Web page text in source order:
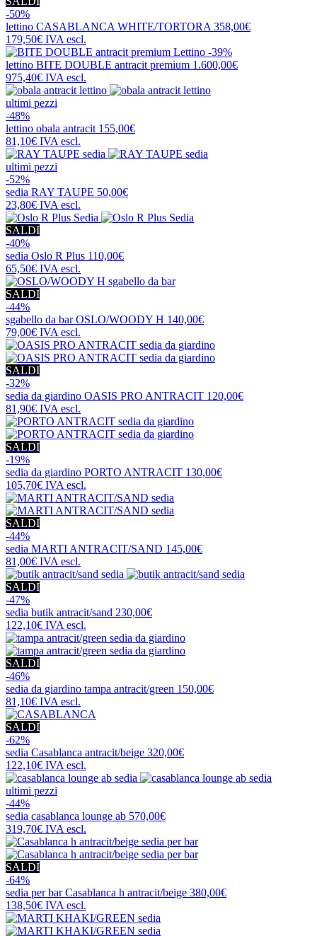
-50%
lettino CASABLANCA WHITE/TORTORA 358,00€
179,50€ IVA escl.
-39%
lettino BITE DOUBLE antracit premium 1.600,00€
975,40€ IVA escl.
ultimi pezzi
-48%
lettino obala antracit 155,00€
81,10€ IVA escl.
ultimi pezzi
-52%
sedia RAY TAUPE 50,00€
23,80€ IVA escl.
SALDI
-40%
sedia Oslo R Plus 110,00€
65,50€ IVA escl.
SALDI
-44%
sgabello da barOSLO/WOODY H 140,00€
79,00€ IVA escl.
SALDI
-32%
sedia da giardino OASIS PRO ANTRACIT 120,00€
81,90€ IVA escl.
SALDI
-19%
sedia da giardino PORTO ANTRACIT 130,00€
105,70€ IVA escl.
SALDI
-44%
sedia MARTI ANTRACIT/SAND 145,00€
81,00€ IVA escl.
SALDI
-47%
sedia butik antracit/sand 230,00€
122,10€ IVA escl.
SALDI
-46%
sedia da giardino tampa antracit/green 150,00€
81,10€ IVA escl.
SALDI
-62%
sedia Casablanca antracit/beige 320,00€
122,10€ IVA escl.
ultimi pezzi
-44%
sedia casablanca lounge ab 570,00€
319,70€ IVA escl.
SALDI
-64%
sedia per barCasablanca h antracit/beige 380,00€
138,50€ IVA escl.